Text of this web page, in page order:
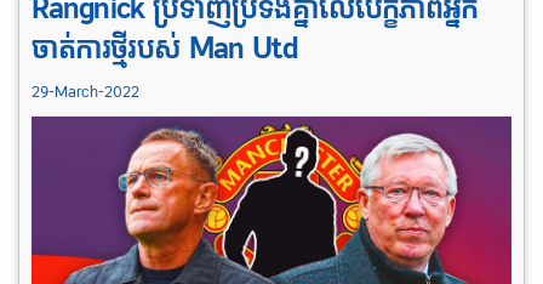
Rangnick ប្រទាញប្រទង់គ្នាលើ​បេក្ខភាពអ្នក​
ចាត់​ការ​ថ្មី​របស់​ Man Utd
29-March-2022